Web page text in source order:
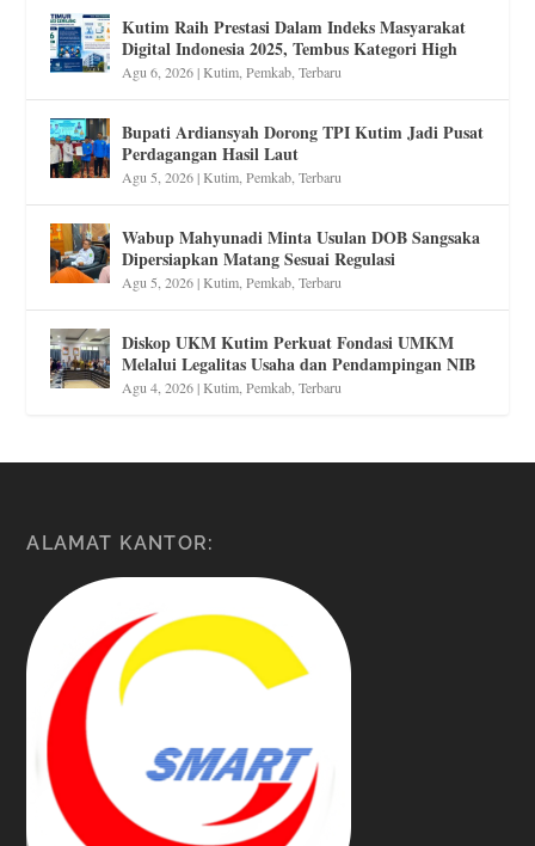
Kutim Raih Prestasi Dalam Indeks Masyarakat
Digital Indonesia 2025, Tembus Kategori High
Agu 6, 2026|Kutim ,Pemkab ,Terbaru
Bupati Ardiansyah Dorong TPI Kutim Jadi Pusat
Perdagangan Hasil Laut
Agu 5, 2026|Kutim ,Pemkab ,Terbaru
Wabup Mahyunadi Minta Usulan DOB Sangsaka
Dipersiapkan Matang Sesuai Regulasi
Agu 5, 2026|Kutim ,Pemkab ,Terbaru
Diskop UKM Kutim Perkuat Fondasi UMKM
Melalui Legalitas Usaha dan Pendampingan NIB
Agu 4, 2026|Kutim ,Pemkab ,Terbaru
ALAMAT KANTOR: